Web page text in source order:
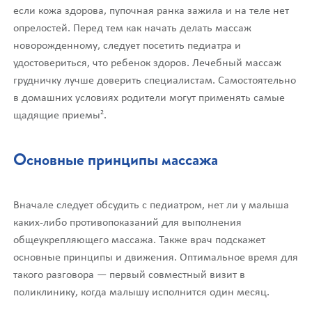
если кожа здорова, пупочная ранка зажила и на теле нет
опрелостей. Перед тем как начать делать массаж
новорожденному, следует посетить педиатра и
удостовериться, что ребенок здоров. Лечебный массаж
грудничку лучше доверить специалистам. Самостоятельно
в домашних условиях родители могут применять самые
щадящие приемы2.
Основные принципы массажа
Вначале следует обсудить с педиатром, нет ли у малыша
каких-либо противопоказаний для выполнения
общеукрепляющего массажа. Также врач подскажет
основные принципы и движения. Оптимальное время для
такого разговора — первый совместный визит в
поликлинику, когда малышу исполнится один месяц.